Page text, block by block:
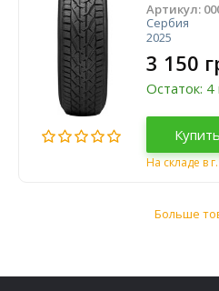
Артикул:
Сербия
2025
3 150
Остаток:
Купить
На складе в
Больше